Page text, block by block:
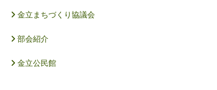
金立まちづくり協議会
部会紹介
金立公民館